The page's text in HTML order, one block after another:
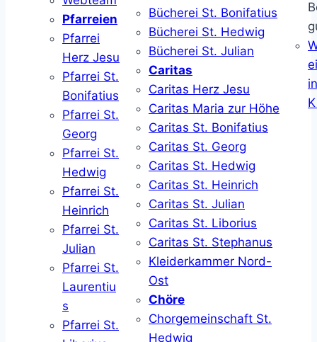
Pfarreien
Pfarrei
Herz Jesu
Pfarrei St.
Bonifatius
Pfarrei St.
Georg
Pfarrei St.
Hedwig
Pfarrei St.
Heinrich
Pfarrei St.
Julian
Pfarrei St.
Laurentiu
s
Pfarrei St.
Bücherei St. Bonifatius
Bücherei St. Hedwig
Bücherei St. Julian
Caritas
Caritas Herz Jesu
Caritas Maria zur Höhe
Caritas St. Bonifatius
Caritas St. Georg
Caritas St. Hedwig
Caritas St. Heinrich
Caritas St. Julian
Caritas St. Liborius
Caritas St. Stephanus
Kleiderkammer Nord-
Ost
Chöre
Chorgemeinschaft St.
Hedwig